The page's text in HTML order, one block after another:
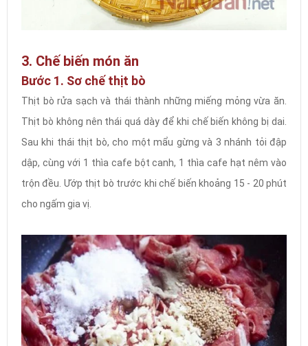
3. Chế biến món ăn
Bước 1. Sơ chế thịt bò
Thịt bò rửa sạch và thái thành những miếng mỏng vừa ăn.
Thịt bò không nên thái quá dày để khi chế biến không bị dai.
Sau khi thái thịt bò, cho một mẩu gừng và 3 nhánh tỏi đập
dập, cùng với 1 thìa cafe bột canh, 1 thìa cafe hạt nêm vào
trộn đều. Ướp thịt bò trước khi chế biến khoảng 15 - 20 phút
cho ngấm gia vị.